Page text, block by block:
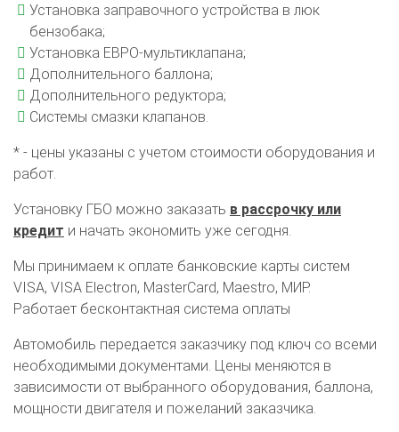
О автосервисе
Отзывы клиентов
Установка ГБО за 6 часов
2-го поколения 4-го поколения
BRC
OMVL LOVATO KME
Цена на установку ГБО
Калькулятор выгоды ГБО
Техобслуживание ГБО
Полная диагностика ГБО
Чистка и регулировка форсунок
Замена датчика давления
Замена баллона
Регистрация ГБО в ГИБДД
Штрафы в 2026 году
Документы для регистрации
Свидетельство на ГБО
Установка заправочного устройства в люк
бензобака;
Установка ЕВРО-мультиклапана;
Дополнительного баллона;
Дополнительного редуктора;
Системы смазки клапанов.
* - цены указаны с учетом стоимости оборудования и
работ.
Установку ГБО можно заказать в рассрочку или
кредит и начать экономить уже сегодня.
Мы принимаем к оплате банковские карты систем
VISA, VISA Electron, MasterCard, Maestro, МИР.
Работает бесконтактная система оплаты
Автомобиль передается заказчику под ключ со всеми
необходимыми документами. Цены меняются в
зависимости от выбранного оборудования, баллона,
мощности двигателя и пожеланий заказчика.